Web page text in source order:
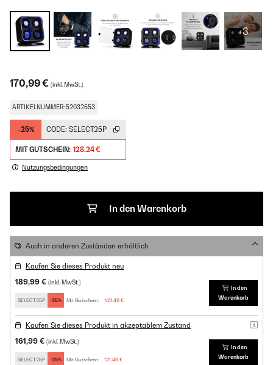
+3
170,99 € (inkl. MwSt.)
ARTIKELNUMMER: 52032553
-25% CODE: SELECT25P
MIT GUTSCHEIN: 128,24 €
Nutzungsbedingungen
In den Warenkorb
Auch in anderen Zuständen erhältlich
Kaufen Sie dieses Produkt neu
189,99 € (inkl. MwSt.)
SELECT25P -25% Mit Gutschein: 142,49 €
In den
Warenkorb
Kaufen Sie dieses Produkt in akzeptablem Zustand
161,99 € (inkl. MwSt.)
SELECT25P -25% Mit Gutschein: 121,49 €
In den
Warenkorb